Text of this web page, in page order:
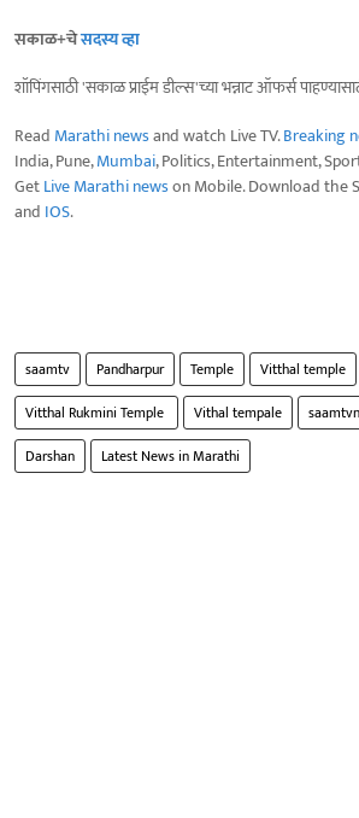
सकाळ+चेसदस्य व्हा
शॉपिंगसाठी 'सकाळ प्राईम डील्स'च्या भन्नाट ऑफर्स
Read Marathi newsand watch Live TV.Breaking
India, Pune,Mumbai, Politics, Entertainment,
GetLive Marathi newson Mobile. Download the
and IOS.
saamtv Pandharpur Temple
Vitthal temple
Vitthal Rukmini Temple ‌
Vithal tempale
Darshan
Latest News in Marathi